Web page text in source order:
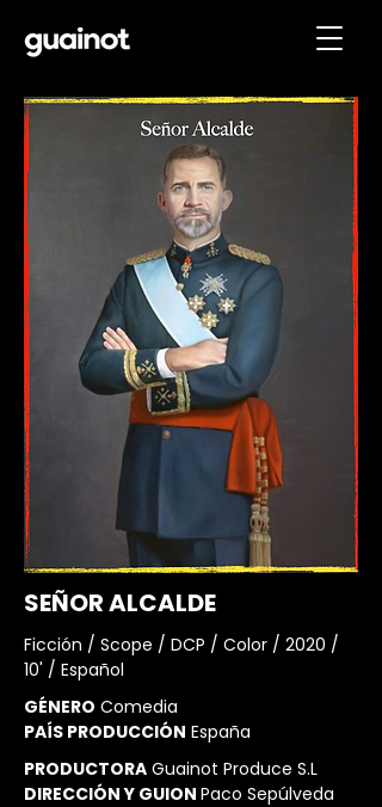
SEÑOR ALCALDE
Ficción / Scope / DCP / Color / 2020 /
10' / Español
GÉNERO Comedia
PAÍS PRODUCCIÓN España
PRODUCTORA Guainot Produce S.L
DIRECCIÓN Y GUION Paco Sepúlveda